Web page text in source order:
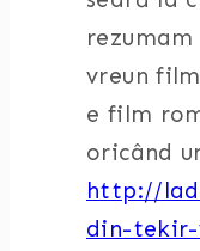
vreun
e film
oricând
http://
din-